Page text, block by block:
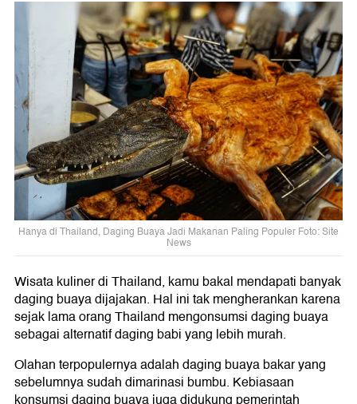
Hanya di Thailand, Daging Buaya Jadi Makanan Paling Populer Foto: Site
News
Wisata kuliner di Thailand, kamu bakal mendapati banyak
daging buaya dijajakan. Hal ini tak mengherankan karena
sejak lama orang Thailand mengonsumsi daging buaya
sebagai alternatif daging babi yang lebih murah.
Olahan terpopulernya adalah daging buaya bakar yang
sebelumnya sudah dimarinasi bumbu. Kebiasaan
konsumsi daging buaya juga didukung pemerintah